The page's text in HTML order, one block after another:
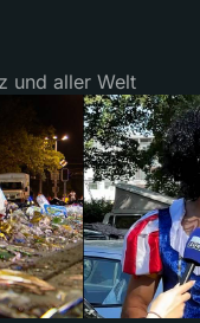
und aller Welt